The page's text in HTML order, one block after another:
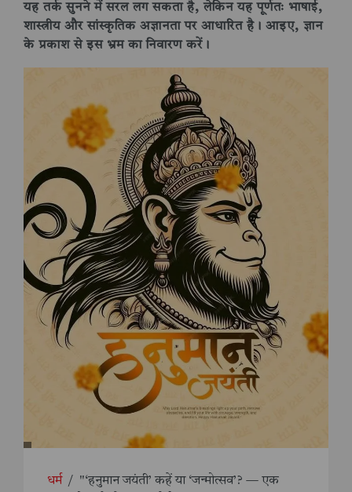
यह तर्क सुनने में सरल लग सकता है, लेकिन यह पूर्णतः भाषाई,
शास्त्रीय और सांस्कृतिक अज्ञानता पर आधारित है। आइए, ज्ञान
के प्रकाश से इस भ्रम का निवारण करें।
धर्म /
"‘हनुमान जयंती’ कहें या ‘जन्मोत्सव’? — एक